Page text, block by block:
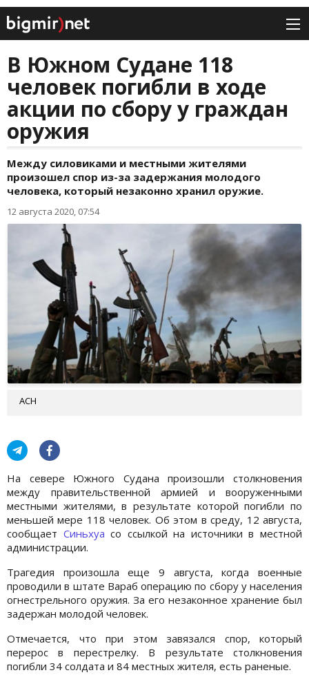
В Южном Судане 118
человек погибли в ходе
акции по сбору у граждан
оружия
Между силовиками и местными жителями
произошел спор из-за задержания молодого
человека, который незаконно хранил оружие.
12 августа 2020, 07:54
АСН
На севере Южного Судана произошли столкновения
между правительственной армией и вооруженными
местными жителями, в результате которой погибли по
меньшей мере 118 человек. Об этом в среду, 12 августа,
сообщает Синьхуа со ссылкой на источники в местной
администрации.
Трагедия произошла еще 9 августа, когда военные
проводили в штате Вараб операцию по сбору у населения
огнестрельного оружия. За его незаконное хранение был
задержан молодой человек.
Отмечается, что при этом завязался спор, который
перерос в перестрелку. В результате столкновения
погибли 34 солдата и 84 местных жителя, есть раненые.